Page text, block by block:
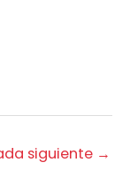
siguiente →